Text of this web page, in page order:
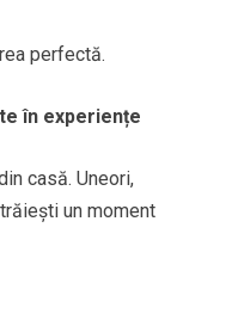
perfectă.
în experiențe
casă. Uneori,
un moment